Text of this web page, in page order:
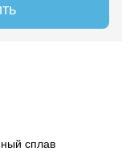
сплав